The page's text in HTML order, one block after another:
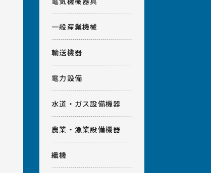
一般産業機械
輸送機器
電力設備
水道・ガス設備機器
農業・漁業設備機器
織機